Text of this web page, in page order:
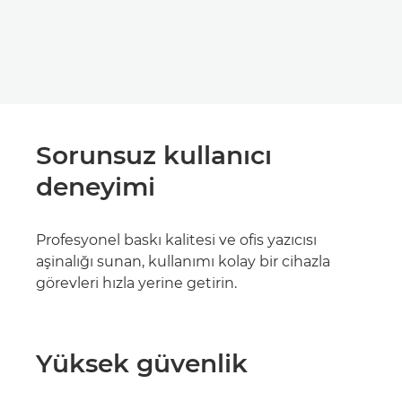
Sorunsuz kullanıcı
deneyimi
Profesyonel baskı kalitesi ve ofis yazıcısı
aşinalığı sunan, kullanımı kolay bir cihazla
görevleri hızla yerine getirin.
Yüksek güvenlik